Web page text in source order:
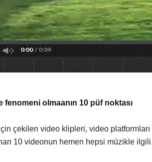
fenomeni olmaanın 10 püf noktası
çekilen video klipleri, video
10 videonun hemen hepsi müzikle